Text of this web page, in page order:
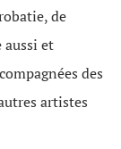
de
aussi et
des
artistes